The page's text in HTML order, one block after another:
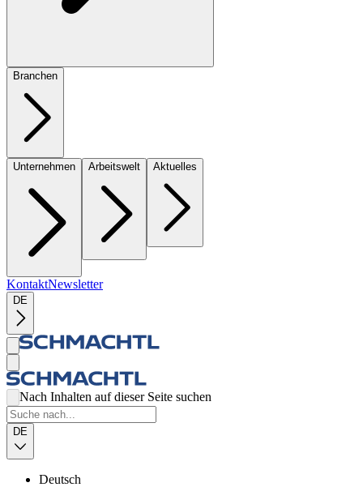
Branchen
Unternehmen Arbeitswelt Aktuelles
KontaktNewsletter
DE
Nach Inhalten auf dieser Seite suchen
DE
Deutsch